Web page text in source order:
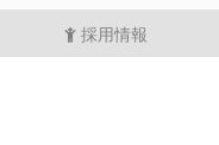
採用情報